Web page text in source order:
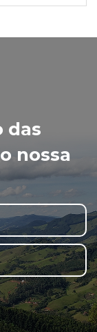
das
nossa